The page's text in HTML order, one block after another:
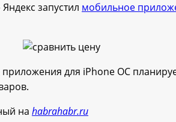
запустил мобильное
для iPhone ОС
на habrahabr.ru